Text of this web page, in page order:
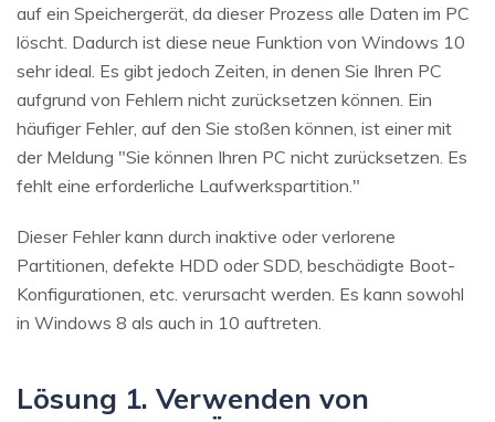
auf ein Speichergerät, da dieser Prozess alle Daten im PC
löscht. Dadurch ist diese neue Funktion von Windows 10
sehr ideal. Es gibt jedoch Zeiten, in denen Sie Ihren PC
aufgrund von Fehlern nicht zurücksetzen können. Ein
häufiger Fehler, auf den Sie stoßen können, ist einer mit
der Meldung "Sie können Ihren PC nicht zurücksetzen. Es
fehlt eine erforderliche Laufwerkspartition."
Dieser Fehler kann durch inaktive oder verlorene
Partitionen, defekte HDD oder SDD, beschädigte Boot-
Konfigurationen, etc. verursacht werden. Es kann sowohl
in Windows 8 als auch in 10 auftreten.
Lösung 1. Verwenden von